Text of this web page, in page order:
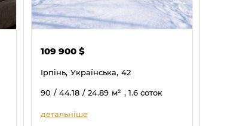
109 900 $
Ірпінь, Українська, 42
90 / 44.18 / 24.89 м² , 1.6 соток
детальніше